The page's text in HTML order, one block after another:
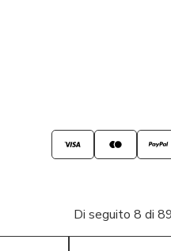
Di seguito 8 di